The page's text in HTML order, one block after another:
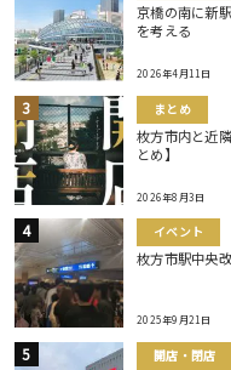
京橋の南に新
を考える
2026年4月11日
まとめ
枚方市内と近
とめ】
2026年8月3日
イベント
枚方市駅中央
2025年9月21日
開店・閉店